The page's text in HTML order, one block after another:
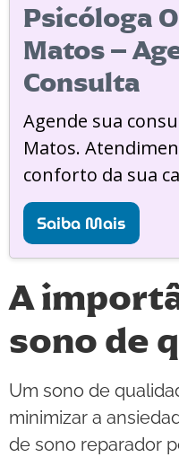
Psicóloga
Matos –
Consulta
Agende sua
Matos.
conforto da sua
Saiba Mais
A
sono de
Um sono de
minimizar a
de sono reparador